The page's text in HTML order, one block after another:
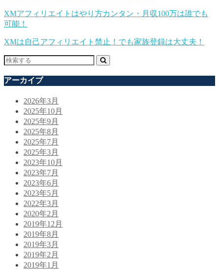
XMアフィリエイトはやり方カンタン・月収100万は誰でも
可能！
XMは自己アフィリエイト禁止！でも家族登録は大丈夫！
アーカイブ
2026年3月
2025年10月
2025年9月
2025年8月
2025年7月
2025年3月
2023年10月
2023年7月
2023年6月
2023年5月
2022年3月
2020年2月
2019年12月
2019年8月
2019年3月
2019年2月
2019年1月